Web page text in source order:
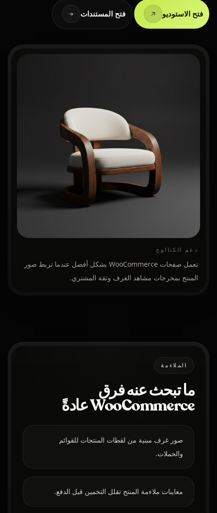
فتح الاستوديو فتح المستندات
دعم الكتالوج
تعمل صفحات WooCommerce بشكل أفضل عندما تربط صور
المنتج بمخرجات مشاهد الغرف وثقة المشتري.
الملاءمة
ما تبحث عنه فرق
WooCommerce عادةً
صور غرف مبنية من لقطات المنتجات للقوائم
والحملات.
معاينات ملاءمة المنتج تقلل التخمين قبل الدفع.